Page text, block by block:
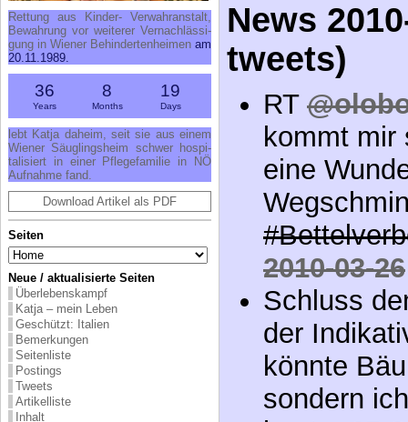
Ret­tung aus Kin­der- Ver­wahr­an­stalt,
Be­wah­rung vor wei­te­rer Ver­nach­läs­si­
gung in Wie­ner Be­hin­der­ten­hei­men am
20.11.1989.
36
Years
8
Months
19
Days
lebt Kat­ja da­heim, seit sie aus ei­nem
Wie­ner Säug­lings­heim schwer hos­pi­
ta­li­siert in ei­ner Pfle­ge­fa­mi­lie in NÖ
Auf­nah­me fand.
Download Artikel als PDF
Seiten
Neue / aktualisierte Seiten
Überlebenskampf
Katja – mein Leben
Geschützt: Italien
Bemerkungen
Seitenliste
Postings
Tweets
Artikelliste
Inhalt
News
tweets)
RT
kommt mir
eine
2010-03-26
Schluss
der
könnte
sondern